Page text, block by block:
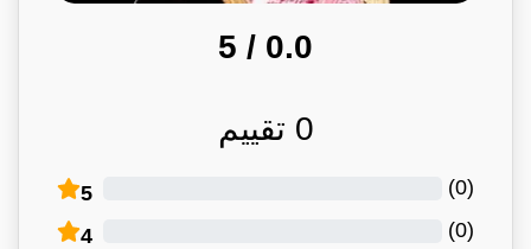
0.0
/ 5
0 تقييم
5 (
0
)
4 (
0
)